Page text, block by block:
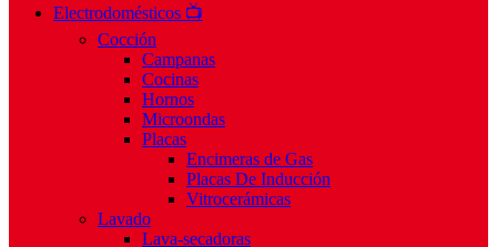
Electrodomésticos 📺
Cocción
Campanas
Cocinas
Hornos
Microondas
Placas
Encimeras de Gas
Placas De Inducción
Vitrocerámicas
Lavado
Lava-secadoras